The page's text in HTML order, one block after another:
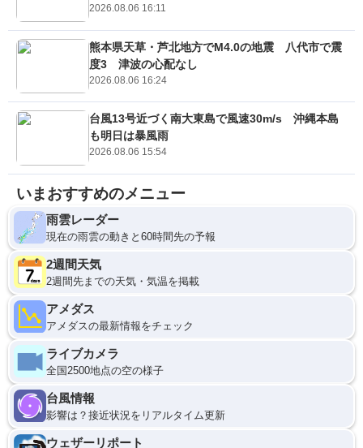
2026.08.06 16:11
熊本県天草・芦北地方でM4.0の地震 八代市で震
度3 津波の心配なし
2026.08.06 16:24
台風13号近づく南大東島で風速30m/s 沖縄本島
も明日は暴風雨
2026.08.06 15:54
いまおすすめのメニュー
雨雲レーダー
現在の雨雲の動きと60時間先の予報
2週間天気
2週間先までの天気・気温を掲載
アメダス
アメダスの最新情報をチェック
ライブカメラ
全国2500地点の空の様子
台風情報
影響は？接近状況をリアルタイム更新
ウェザーリポート